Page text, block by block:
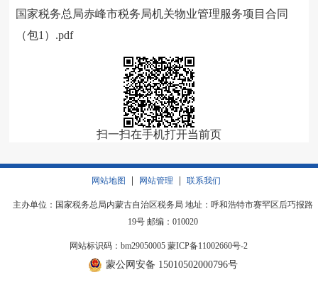
国家税务总局赤峰市税务局机关物业管理服务项目合同
（包1）.pdf
扫一扫在手机打开当前页
网站地图 网站管理 联系我们
主办单位：国家税务总局内蒙古自治区税务局 地址：呼和浩特市赛罕区后巧报路
19号 邮编：010020
网站标识码：bm29050005 蒙ICP备11002660号-2
蒙公网安备 15010502000796号